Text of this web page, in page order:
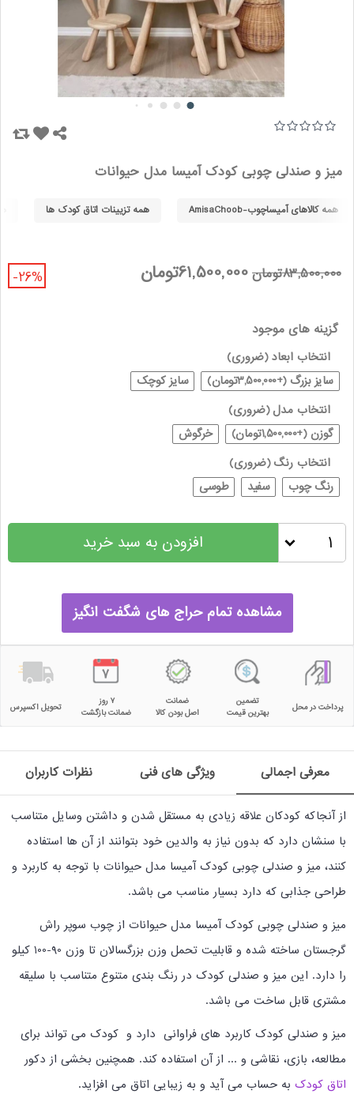
میز و صندلی چوبی کودک آمیسا مدل حیوانات
همه کالاهای آمیساچوب-AmisaChoob همه تزیینات اتاق کودک ها
83,500,000تومان 61,500,000تومان -26%
گزینه های موجود
انتخاب ابعاد (ضروری)
سایز بزرگ (+3,500,000تومان)
سایز کوچک
انتخاب مدل(ضروری)
گوزن (+1,500,000تومان)
خرگوش
انتخاب رنگ(ضروری)
رنگ چوب
سفید طوسی
افزودن به سبد خرید
مشاهده تمام حراج های شگفت انگیز
پرداخت در محل
تضمین
بهترین قیمت
ضمانت
اصل بودن کالا
۷ روز
ضمانت بازگشت
تحویل اکسپرس
معرفی اجمالی ویژگی های فنی نظرات کاربران
از آنجاکه کودکان علاقه زیادی به مستقل شدن و داشتن وسایل متناسب
با سنشان دارد که بدون نیاز به والدین خود بتوانند از آن ها استفاده
کنند، میز و صندلی چوبی کودک آمیسا مدل حیوانات با توجه به کاربرد و
طراحی جذابی که دارد بسیار مناسب می باشد.
میز و صندلی چوبی کودک آمیسا مدل حیوانات از چوب سوپر راش
گرجستان ساخته شده و قابلیت تحمل وزن بزرگسالان تا وزن 90-100 کیلو
را دارد. این میز و صندلی کودک در رنگ بندی متنوع متناسب با سلیقه
مشتری قابل ساخت می باشد.
میز و صندلی کودک کاربرد های فراوانی دارد و کودک می تواند برای
مطالعه، بازی، نقاشی و ... از آن استفاده کند. همچنین بخشی از دکور
اتاق کودک به حساب می آید و به زیبایی اتاق می افزاید.